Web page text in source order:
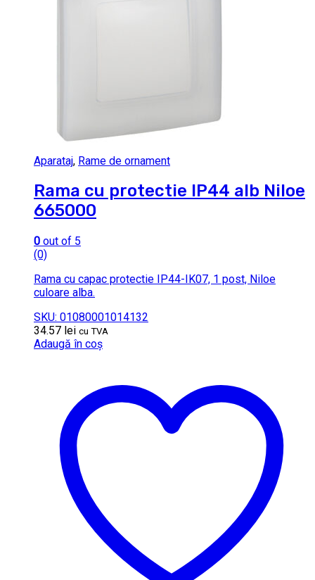
Aparataj, Rame de ornament
Rama cu protectie IP44 alb Niloe
665000
0 out of 5
(0)
Rama cu capac protectie IP44-IK07, 1 post, Niloe
culoare alba.
SKU: 01080001014132
34.57 lei cu TVA
Adaugă în coș